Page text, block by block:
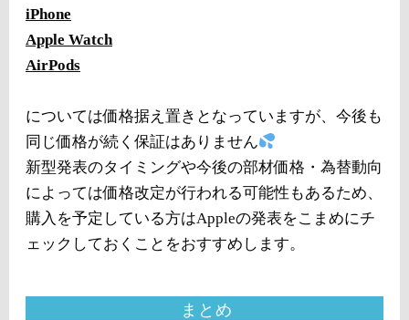
iPhone
Apple Watch
AirPods
については価格据え置きとなっていますが、今後も
同じ価格が続く保証はありません
新型発表のタイミングや今後の部材価格・為替動向
によっては価格改定が行われる可能性もあるため、
購入を予定している方はAppleの発表をこまめにチ
ェックしておくことをおすすめします。
まとめ